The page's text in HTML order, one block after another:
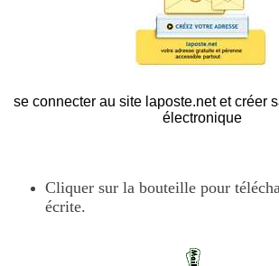
se connecter au site laposte.net et créer
électronique
Cliquer sur la bouteille pour
écrite.